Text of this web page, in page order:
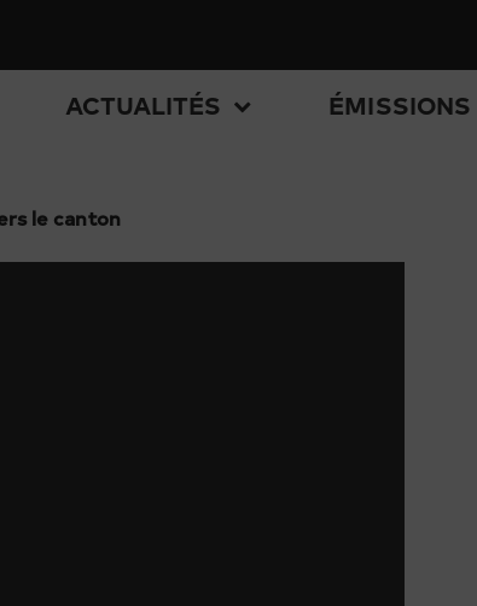
ACTUALITÉS ÉMISSIONS
le canton